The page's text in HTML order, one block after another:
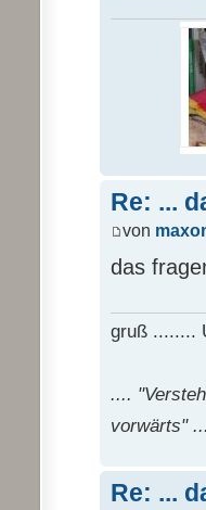
Re: ...
von
das
gruß ........
....
vorwärts"
Re: ...